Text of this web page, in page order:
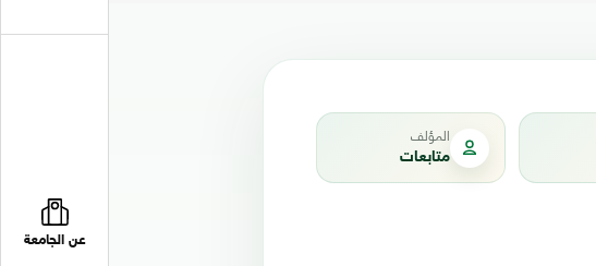
عن الجامعة
المؤلف
متابعات